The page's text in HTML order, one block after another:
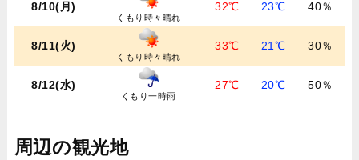
8/10(月)
くもり時々晴れ
32℃ 23℃ 40％
8/11(火)
くもり時々晴れ
33℃ 21℃ 30％
8/12(水)
くもり一時雨
27℃ 20℃ 50％
周辺の観光地